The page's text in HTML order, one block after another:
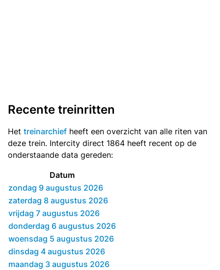
Recente treinritten
Het treinarchief heeft een overzicht van alle riten van
deze trein. Intercity direct 1864 heeft recent op de
onderstaande data gereden:
Datum
zondag 9 augustus 2026
zaterdag 8 augustus 2026
vrijdag 7 augustus 2026
donderdag 6 augustus 2026
woensdag 5 augustus 2026
dinsdag 4 augustus 2026
maandag 3 augustus 2026